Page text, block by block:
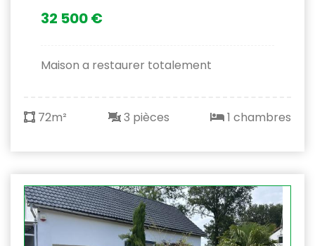
32 500 €
Maison a restaurer totalement
72m² 3 pièces 1 chambres